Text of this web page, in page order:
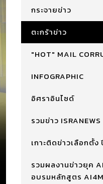
กระจายข่าว
ตะกร้าข่าว
"HOT" MAIL
INFOGRAPHIC
อิศราอินไซด์
รวมข่าว ISRANEWS
เกาะติดข่าวเลือกตั้ง
รวมผลงานข่าวยุค
อบรมหลักสูตร